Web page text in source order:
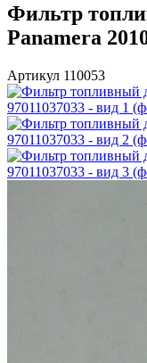
Фильтр
Panamera
Артикул 110053